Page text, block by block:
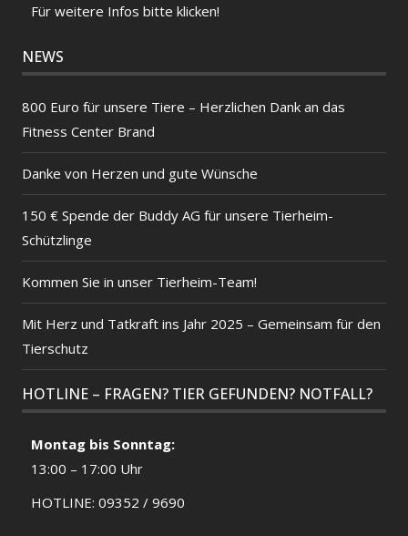
Für weitere Infos bitte klicken!
NEWS
800 Euro für unsere Tiere – Herzlichen Dank an das
Fitness Center Brand
Danke von Herzen und gute Wünsche
150 € Spende der Buddy AG für unsere Tierheim-
Schützlinge
Kommen Sie in unser Tierheim-Team!
Mit Herz und Tatkraft ins Jahr 2025 – Gemeinsam für den
Tierschutz
HOTLINE – FRAGEN? TIER GEFUNDEN? NOTFALL?
Montag bis Sonntag:
13:00 – 17:00 Uhr
HOTLINE: 09352 / 9690